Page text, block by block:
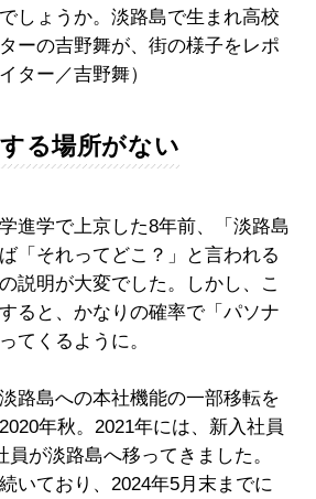
しょうか。淡路島で生まれ高校
ーの吉野舞が、街の様子をレポ
ター／吉野舞）
る場所がない
進学で上京した8年前、「淡路島
「それってどこ？」と言われる
説明が大変でした。しかし、こ
ると、かなりの確率で「パソナ
てくるように。
路島への本社機能の一部移転を
年秋。2021年には、新入社員
員が淡路島へ移ってきました。
いており、2024年5月末までに